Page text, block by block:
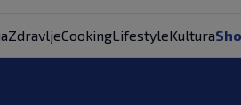
ZdravljeCookingLifestyleKultura